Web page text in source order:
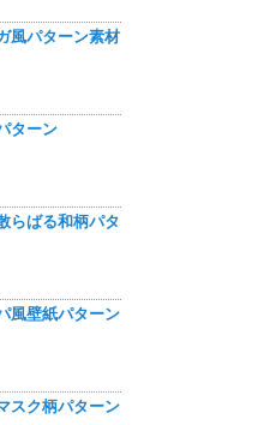
風パターン素材
ターン
らばる和柄パタ
風壁紙パターン
スク柄パターン